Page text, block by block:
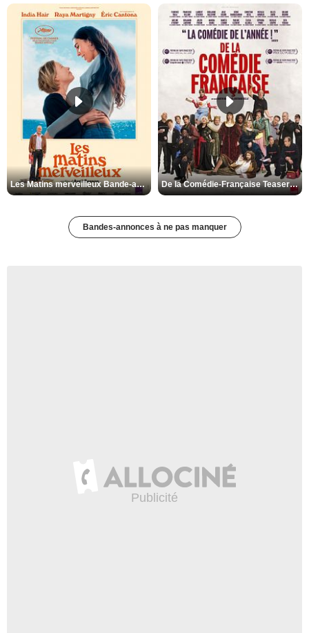
Les Matins merveilleux Bande-annonce VF De la Comédie-Française Teaser VF
Bandes-annonces à ne pas manquer